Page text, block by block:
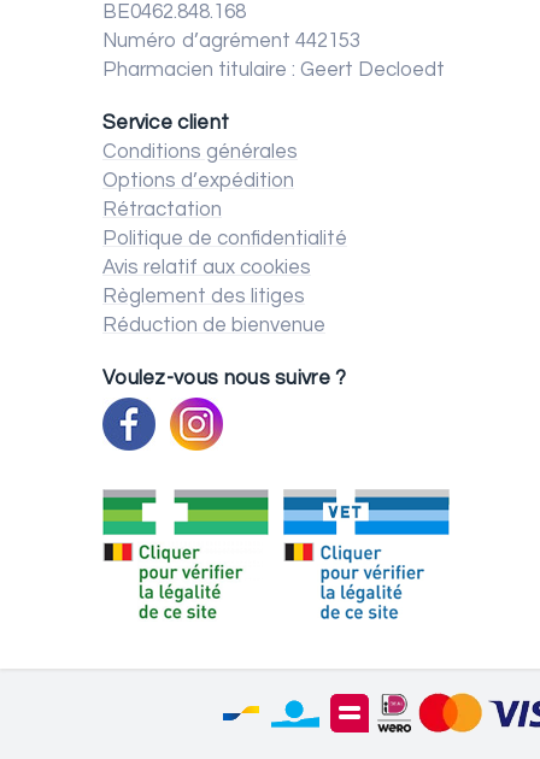
BE0462.848.168
Numéro d’agrément 442153
Pharmacien titulaire : Geert Decloedt
Service client
Conditions générales
Options d’expédition
Rétractation
Politique de confidentialité
Avis relatif aux cookies
Règlement des litiges
Réduction de bienvenue
Voulez-vous nous suivre ?